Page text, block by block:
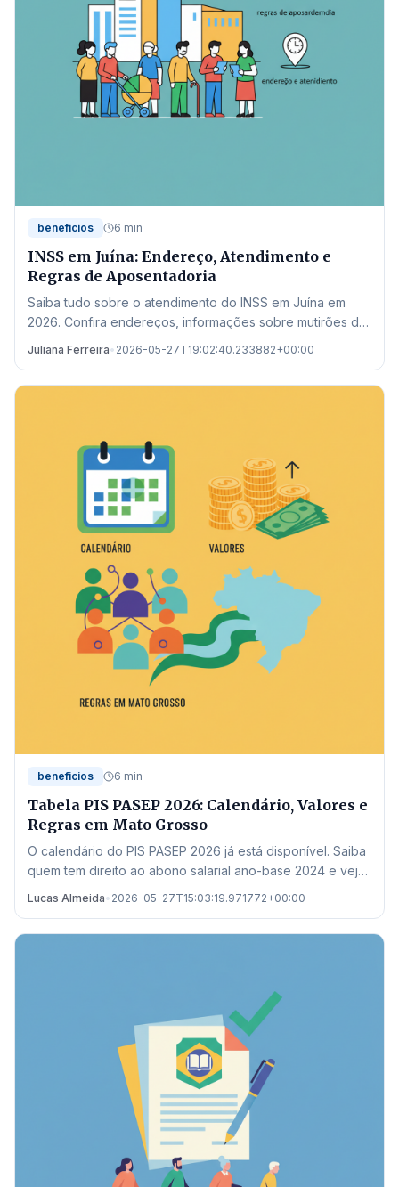
beneficios 6 min
INSS em Juína: Endereço, Atendimento e
Regras de Aposentadoria
Saiba tudo sobre o atendimento do INSS em Juína em
2026. Confira endereços, informações sobre mutirões de
Juliana Ferreira• 2026-05-27T19:02:40.233882+00:00
beneficios 6 min
Tabela PIS PASEP 2026: Calendário, Valores e
Regras em Mato Grosso
O calendário do PIS PASEP 2026 já está disponível. Saiba
quem tem direito ao abono salarial ano-base 2024 e veja
Lucas Almeida• 2026-05-27T15:03:19.971772+00:00